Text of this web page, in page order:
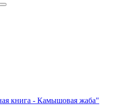
книга - Камышовая жаба"